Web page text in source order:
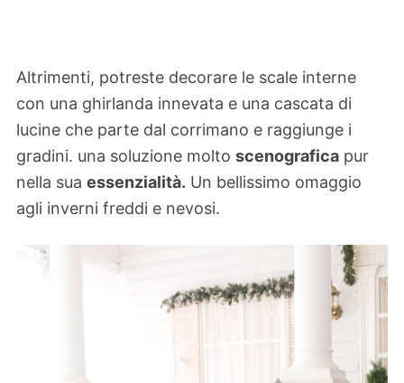
Altrimenti, potreste decorare le scale interne
con una ghirlanda innevata e una cascata di
lucine che parte dal corrimano e raggiunge i
gradini. una soluzione molto scenografica pur
nella sua essenzialità. Un bellissimo omaggio
agli inverni freddi e nevosi.